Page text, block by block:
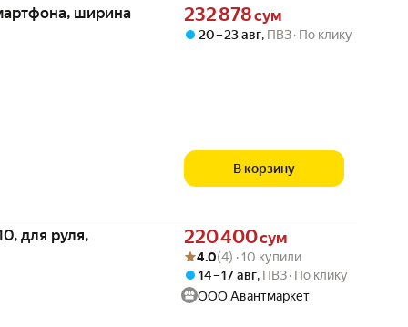
ширина
Цена 232878 сум вместо
232 878сум
20 – 23 авг, ПВЗ По клику
В корзину
для руля,
Цена 220400 сум вместо
220 400сум
Рейтинг товара: 4.0 из 5
Оценок: (4) · 10 купили
4.0(4) · 10 купили
14 – 17 авг, ПВЗ По клику
ООО Авантмаркет